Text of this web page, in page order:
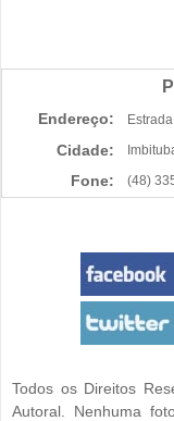
Endereço:
Cidade:
Fone: (48)
Todos os Direitos
Autoral. Nenhuma